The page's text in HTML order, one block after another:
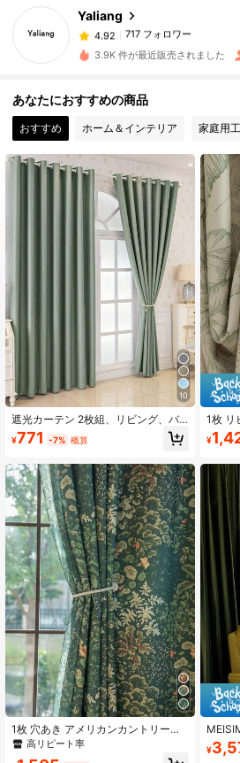
Yaliang
4.92
717 フォロワー
r***k
は1日前 に購入しました
4.92 717 フォロワー
4.92 717 フォロワー
4.92 717 フォロワー
4.92 717 フォロワー
717 フォロワー
4.92 717 フォロワー
4.92
3.9K 件が最近販売されました
あなたにおすすめの商品
おすすめ ホーム＆インテリア 家庭用
10
遮光カーテン 2枚組、リビング、バ
ルコニー、ダイニング、寝室、家
庭・オフィスに適しています、グロ
¥771 -7% 概算
1枚 穴あき アメリカンカントリー調
フローラル柄 遮光カーテン リビング
高リピート率
1枚 リ
チレ
よけ
¥
地ブ
ン、
¥